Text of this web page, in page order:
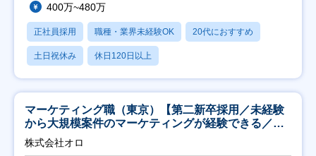
400万~480万
正社員採用 職種・業界未経験OK 20代におすすめ
土日祝休み 休日120日以上
マーケティング職（東京）【第二新卒採用／未経験
から大規模案件のマーケティングが経験できる／研
修充実】
株式会社オロ